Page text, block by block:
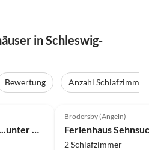
in Schleswig-
Bewertung Anzahl Schlafzimmer
Ferienhaus Warftperle ...unter Reet
Brodersby (Angeln)
Ferienhaus
2 Schlafzimmer